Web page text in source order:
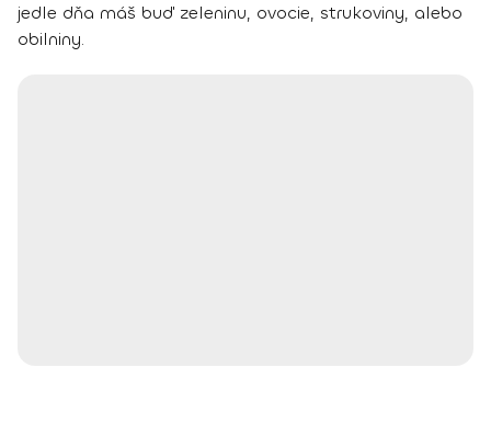
jedle dňa máš buď zeleninu, ovocie, strukoviny, alebo
obilniny.